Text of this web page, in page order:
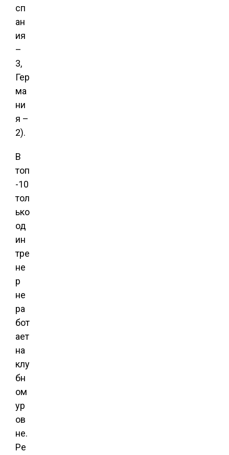
сп
ан
ия
–
3,
Гер
ма
ни
я –
2).
В
топ
-10
тол
ько
од
ин
тре
не
р
не
ра
бот
ает
на
клу
бн
ом
ур
ов
не.
Ре